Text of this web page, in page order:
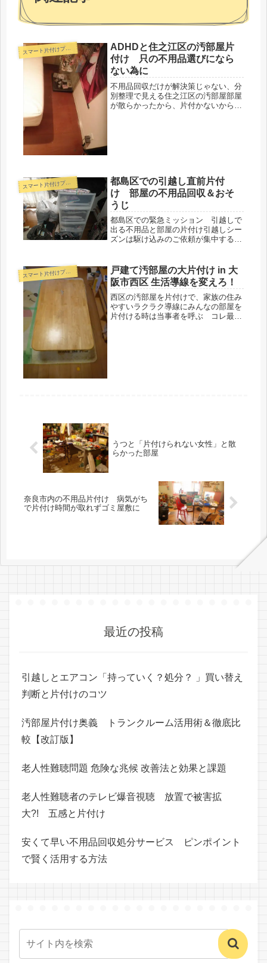
ス
マート片付けプラン
ADHDと住之江区の汚部屋片
付け 只の不用品選びになら
ない為に
不用品回収だけが解決策じゃない、分
別整理で見える住之江区の汚部屋部屋
が散らかったから、片付かないから、
ス
マート片付けプラン
都島区での引越し直前片付
け 部屋の不用品回収＆おそ
うじ
都島区での緊急ミッション 引越しで
出る不用品と部屋の片付け引越しシー
ズンは駆け込みのご依頼が集中するこ
にお困りには変わりありません。多忙
な方にとって、例え汚部屋やごみ屋敷
状態...
ス
マート片付けプラン
戸建て汚部屋の大片付け in 大
阪市西区 生活導線を変えろ！
西区の汚部屋を片付けで、家族の住み
やすいラクラク導線にみんなの部屋を
片付ける時は当事者を呼ぶ コレ最強
うつと「片付けられない女性」と散
らかった部屋
奈良市内の不用品片付け 病気がち
で片付け時間が取れずゴミ屋敷に
最近の投稿
引越しとエアコン「持っていく？処分？ 」買い替え
判断と片付けのコツ
汚部屋片付け奥義 トランクルーム活用術＆徹底比
較【改訂版】
老人性難聴問題 危険な兆候 改善法と効果と課題
老人性難聴者のテレビ爆音視聴 放置で被害拡
大?! 五感と片付け
安くて早い不用品回収処分サービス ピンポイント
で賢く活用する方法